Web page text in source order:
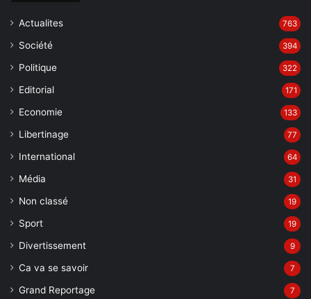
Actualites 763
Société 394
Politique 322
Editorial 171
Economie 133
Libertinage 77
International 64
Média 31
Non classé 19
Sport 19
Divertissement 9
Ca va se savoir 7
Grand Reportage 7